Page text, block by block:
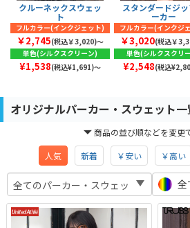
クルーネックスウェッ
ト
フルカラー(インクジェット)
￥2,745(税込￥3,020)〜
単色(シルクスクリーン)
¥1,538(税込¥1,691)～
スタンダードジ
ーカー
フルカラー(インクジ
￥3,020(税込￥
単色(シルクスクリ
¥2,548(税込
オリジナルパーカー・スウェット
商品の並び順などを変更
人気
新着 ￥安い ￥高い
全